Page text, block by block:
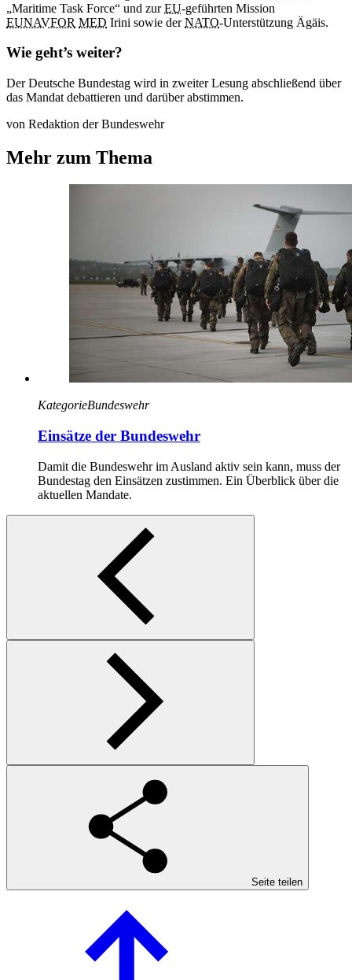
„Maritime Task Force“ und zurEU-geführten Mission
EUNAVFOR MED Irini sowie derNATO-Unterstützung Ägäis.
Wie geht’s weiter?
Der Deutsche Bundestag wird in zweiter Lesung abschließend über
das Mandat debattieren und darüber abstimmen.
von Redaktion der Bundeswehr
Mehr zum Thema
KategorieBundeswehr
Einsätze der Bundeswehr
Damit die Bundeswehr im Ausland aktiv sein kann, muss der
Bundestag den Einsätzen zustimmen. Ein Überblick über die
aktuellen Mandate.
Seite teilen